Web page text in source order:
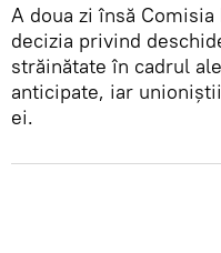
A doua zi însă
decizia privind
străinătate în cadrul
anticipate, iar
ei.